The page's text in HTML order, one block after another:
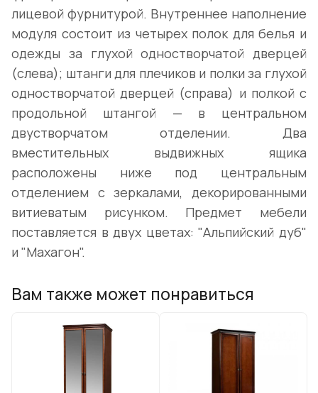
лицевой фурнитурой. Внутреннее наполнение
модуля состоит из четырех полок для белья и
одежды за глухой одностворчатой дверцей
(слева); штанги для плечиков и полки за глухой
одностворчатой дверцей (справа) и полкой с
продольной штангой — в центральном
двустворчатом отделении. Два
вместительных выдвижных ящика
расположены ниже под центральным
отделением с зеркалами, декорированными
витиеватым рисунком. Предмет мебели
поставляется в двух цветах: "Альпийский дуб"
и "Махагон".
Вам также может понравиться